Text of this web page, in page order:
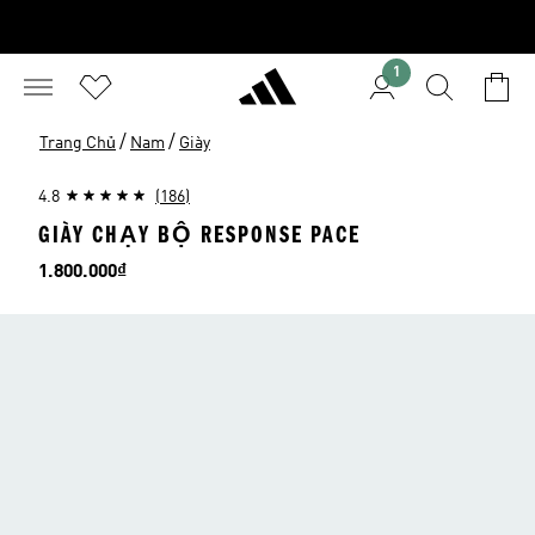
1
Trang Chủ / Nam / Giày
4.8 (186)
GIÀY CHẠY BỘ RESPONSE PACE
Giá
1.800.000₫